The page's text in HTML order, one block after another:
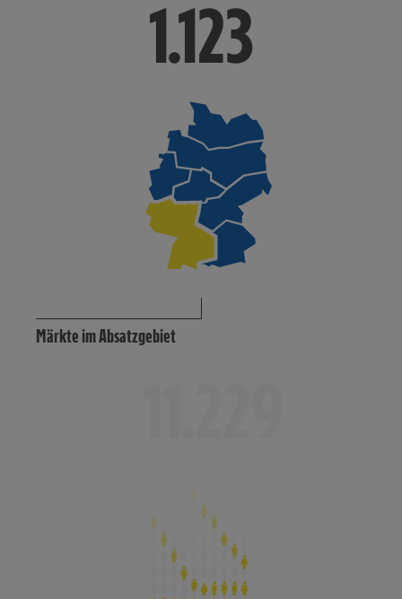
1.123
1.123
Märkte im Absatzgebiet